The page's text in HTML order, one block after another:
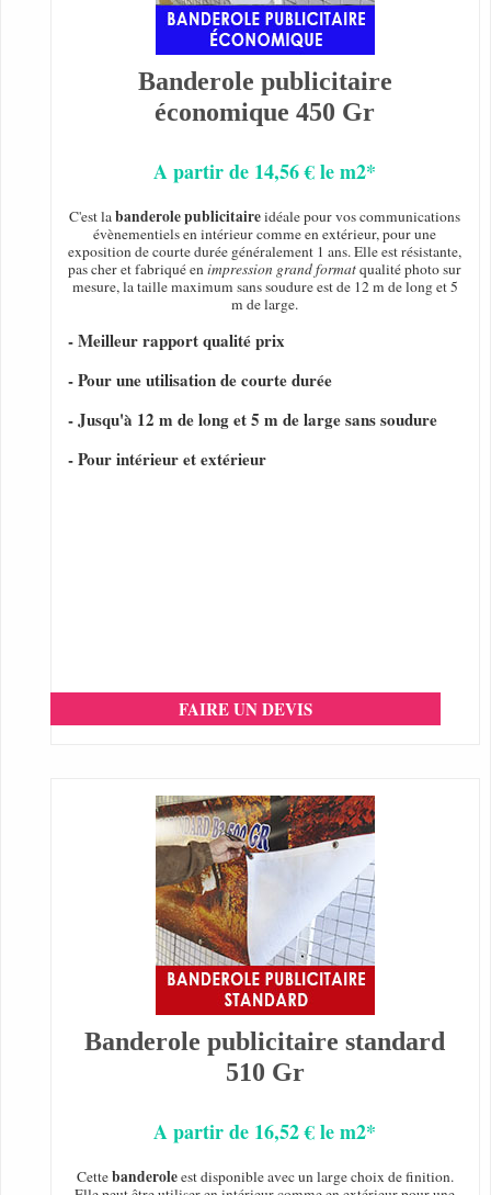
Banderole publicitaire
économique 450 Gr
A partir de 14,56 € le m2*
C'est labanderole publicitaireidéale pour vos communications
évènementiels en intérieur comme en extérieur, pour une
exposition de courte durée généralement 1 ans. Elle est résistante,
pas cher et fabriqué enimpression grand formatqualité photo sur
mesure, la taille maximum sans soudure est de 12 m de long et 5
m de large.
- Meilleur rapport qualité prix
- Pour une utilisation de courte durée
- Jusqu'à 12 m de long et 5 m de large sans soudure
- Pour intérieur et extérieur
FAIRE UN DEVIS
Banderole publicitaire standard
510 Gr
A partir de 16,52 € le m2*
Cettebanderoleest disponible avec un large choix de finition.